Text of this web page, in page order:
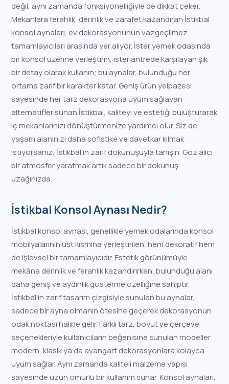
değil, aynı zamanda fonksiyonelliğiyle de dikkat çeker.
Mekanlara ferahlık, derinlik ve zarafet kazandıran İstikbal
konsol aynaları, ev dekorasyonunun vazgeçilmez
tamamlayıcıları arasında yer alıyor. İster yemek odasında
bir konsol üzerine yerleştirin, ister antrede karşılayan şık
bir detay olarak kullanın; bu aynalar, bulunduğu her
ortama zarif bir karakter katar. Geniş ürün yelpazesi
sayesinde her tarz dekorasyona uyum sağlayan
alternatifler sunan İstikbal, kaliteyi ve estetiği buluşturarak
iç mekanlarınızı dönüştürmenize yardımcı olur. Siz de
yaşam alanınızı daha sofistike ve davetkar kılmak
istiyorsanız, İstikbal’in zarif dokunuşuyla tanışın. Göz alıcı
bir atmosfer yaratmak artık sadece bir dokunuş
uzağınızda.
İstikbal Konsol Aynası Nedir?
İstikbal konsol aynası, genellikle yemek odalarında konsol
mobilyalarının üst kısmına yerleştirilen, hem dekoratif hem
de işlevsel bir tamamlayıcıdır. Estetik görünümüyle
mekâna derinlik ve ferahlık kazandırırken, bulunduğu alanı
daha geniş ve aydınlık gösterme özelliğine sahiptir.
İstikbal’in zarif tasarım çizgisiyle sunulan bu aynalar,
sadece bir ayna olmanın ötesine geçerek dekorasyonun
odak noktası haline gelir. Farklı tarz, boyut ve çerçeve
seçenekleriyle kullanıcıların beğenisine sunulan modeller;
modern, klasik ya da avangart dekorasyonlara kolayca
uyum sağlar. Aynı zamanda kaliteli malzeme yapısı
sayesinde uzun ömürlü bir kullanım sunar. Konsol aynaları,